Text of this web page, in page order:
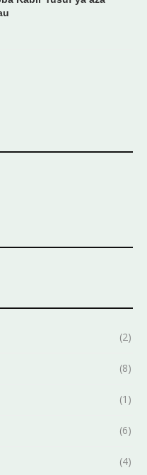
(2)
(8)
(1)
(6)
(4)